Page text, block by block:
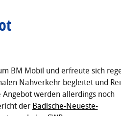
BM Mobil und erfreute sich
Nahverkehr begleitet und
werden allerdings noch
der Badische-Neueste-